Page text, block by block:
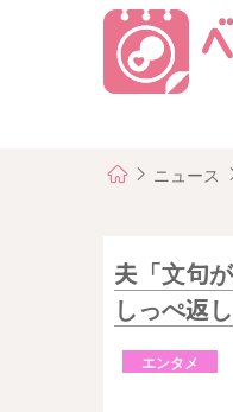
ニュース
夫「文句
しっぺ返し
エンタメ